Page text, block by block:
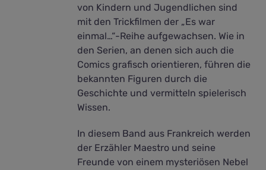
von Kindern und Jugendlichen sind
mit den Trickfilmen der „Es war
einmal…“-Reihe aufgewachsen. Wie in
den Serien, an denen sich auch die
Comics grafisch orientieren, führen die
bekannten Figuren durch die
Geschichte und vermitteln spielerisch
Wissen.
In diesem Band aus Frankreich werden
der Erzähler Maestro und seine
Freunde von einem mysteriösen Nebel